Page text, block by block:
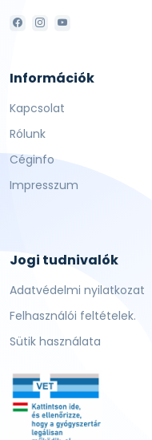
Információk
Kapcsolat
Rólunk
Céginfo
Impresszum
Jogi tudnivalók
Adatvédelmi nyilatkozat
Felhasználói feltételek.
Sütik használata